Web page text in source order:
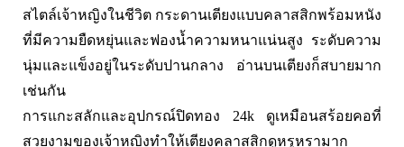
สไตล์เจ้าหญิงในชีวิต กระดานเตียงแบบคลาสสิกพร้อมหนัง
ที่มีความยืดหยุ่นและฟองน้ำความหนาแน่นสูง ระดับความ
นุ่มและแข็งอยู่ในระดับปานกลาง อ่านบนเตียงก็สบายมาก
เช่นกัน
การแกะสลักและอุปกรณ์ปิดทอง 24k ดูเหมือนสร้อยคอที่
สวยงามของเจ้าหญิงทำให้เตียงคลาสสิกดูหรูหรามาก